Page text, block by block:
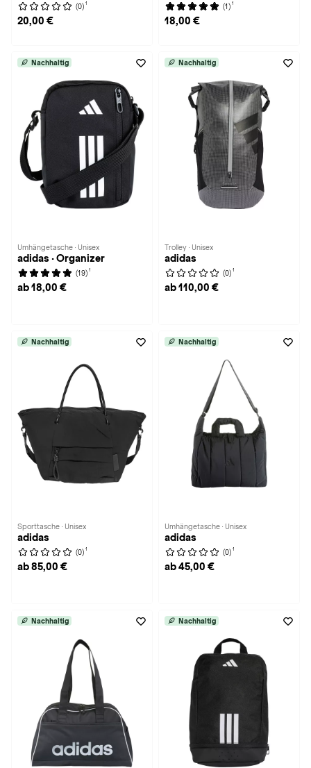
(0) 1
20,00 €
(1) 1
18,00 €
Nachhaltig
Umhängetasche · Unisex
adidas · Organizer
(19) 1
ab 18,00 €
Nachhaltig
Trolley · Unisex
adidas
(0) 1
ab 110,00 €
Nachhaltig
Sporttasche · Unisex
adidas
(0) 1
ab 85,00 €
Nachhaltig
Umhängetasche · Unisex
adidas
(0) 1
ab 45,00 €
Nachhaltig Nachhaltig